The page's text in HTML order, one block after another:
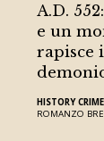
A.D.
e un
rapisce
HISTORY CRIME
ROMANZO